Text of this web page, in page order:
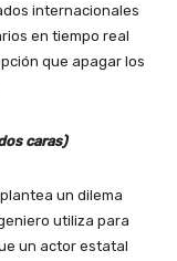
internacionales
en tiempo real
que apagar los
caras)
un dilema
utiliza para
un actor estatal